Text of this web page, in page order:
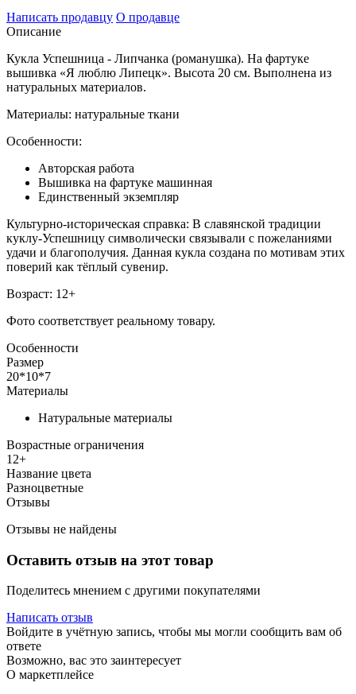
Написать продавцу О продавце
Описание
Кукла Успешница - Липчанка (романушка). На фартуке
вышивка «Я люблю Липецк». Высота 20 см. Выполнена из
натуральных материалов.
Материалы: натуральные ткани
Особенности:
Авторская работа
Вышивка на фартуке машинная
Единственный экземпляр
Культурно-историческая справка: В славянской традиции
куклу-Успешницу символически связывали с пожеланиями
удачи и благополучия. Данная кукла создана по мотивам этих
поверий как тёплый сувенир.
Возраст: 12+
Фото соответствует реальному товару.
Особенности
Размер
20*10*7
Материалы
Натуральные материалы
Возрастные ограничения
12+
Название цвета
Разноцветные
Отзывы
Отзывы не найдены
Оставить отзыв на этот товар
Поделитесь мнением с другими покупателями
Написать отзыв
Войдите в учётную запись, чтобы мы могли сообщить вам об
ответе
Возможно, вас это заинтересует
О маркетплейсе